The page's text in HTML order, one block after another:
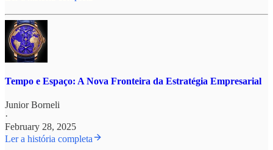
Tempo e Espaço: A Nova Fronteira da Estratégia Empresarial
Junior Borneli
·
February 28, 2025
Ler a história completa